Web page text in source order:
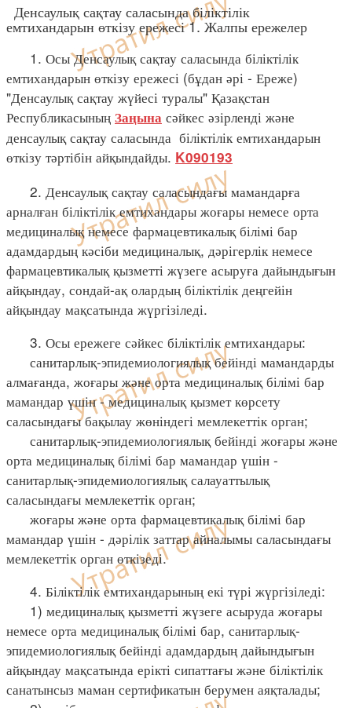
Денсаулық сақтау саласында біліктілік
емтихандарын өткізу ережесі 1. Жалпы ережелер
1. Осы Денсаулық сақтау саласында біліктілік
емтихандарын өткізу ережесі (бұдан әрі - Ереже)
"Денсаулық сақтау жүйесі туралы" Қазақстан
Республикасының Заңына сәйкес әзірленді және
денсаулық сақтау саласында біліктілік емтихандарын
өткізу тәртібін айқындайды. K090193
2. Денсаулық сақтау саласындағы мамандарға
арналған біліктілік емтихандары жоғары немесе орта
медициналық немесе фармацевтикалық білімі бар
адамдардың кәсіби медициналық, дәрігерлік немесе
фармацевтикалық қызметті жүзеге асыруға дайындығын
айқындау, сондай-ақ олардың біліктілік деңгейін
айқындау мақсатында жүргізіледі.
3. Осы ережеге сәйкес біліктілік емтихандары:
санитарлық-эпидемиологиялық бейінді мамандарды
алмағанда, жоғары және орта медициналық білімі бар
мамандар үшін - медициналық қызмет көрсету
саласындағы бақылау жөніндегі мемлекеттік орган;
санитарлық-эпидемиологиялық бейінді жоғары және
орта медициналық білімі бар мамандар үшін -
санитарлық-эпидемиологиялық салауаттылық
саласындағы мемлекеттік орган;
жоғары және орта фармацевтикалық білімі бар
мамандар үшін - дәрілік заттар айналымы саласындағы
мемлекеттік орган өткізеді.
4. Біліктілік емтихандарының екі түрі жүргізіледі:
1) медициналық қызметті жүзеге асыруда жоғары
немесе орта медициналық білімі бар, санитарлық-
эпидемиологиялық бейінді адамдардың дайындығын
айқындау мақсатында ерікті сипаттағы және біліктілік
санатынсыз маман сертификатын берумен аяқталады;